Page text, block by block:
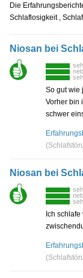
Die
Schlaflosigkeit ,
Niosan bei
So gut wie
Vorher bin
schwer
Niosan bei
Ich